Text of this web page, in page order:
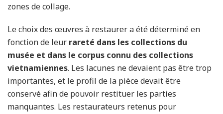
zones de collage.
Le choix des œuvres à restaurer a été déterminé en
fonction de leur rareté dans les collections du
musée et dans le corpus connu des collections
vietnamiennes. Les lacunes ne devaient pas être trop
importantes, et le profil de la pièce devait être
conservé afin de pouvoir restituer les parties
manquantes. Les restaurateurs retenus pour